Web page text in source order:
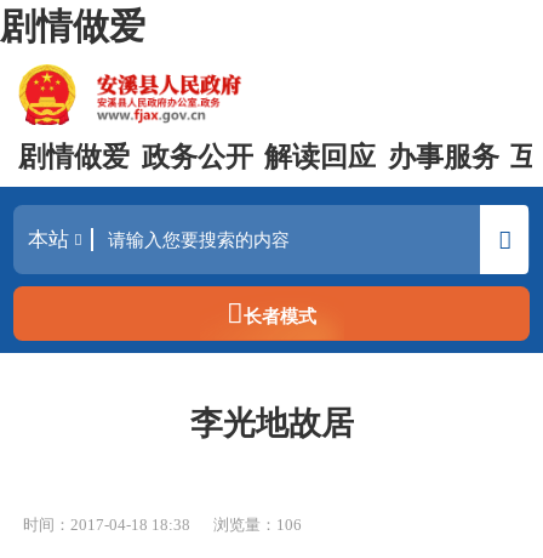
剧情做爱
剧情做爱 政务公开 解读回应 办事服务
长者模式
李光地故居
时间：2017-04-18 18:38 浏览量： 106